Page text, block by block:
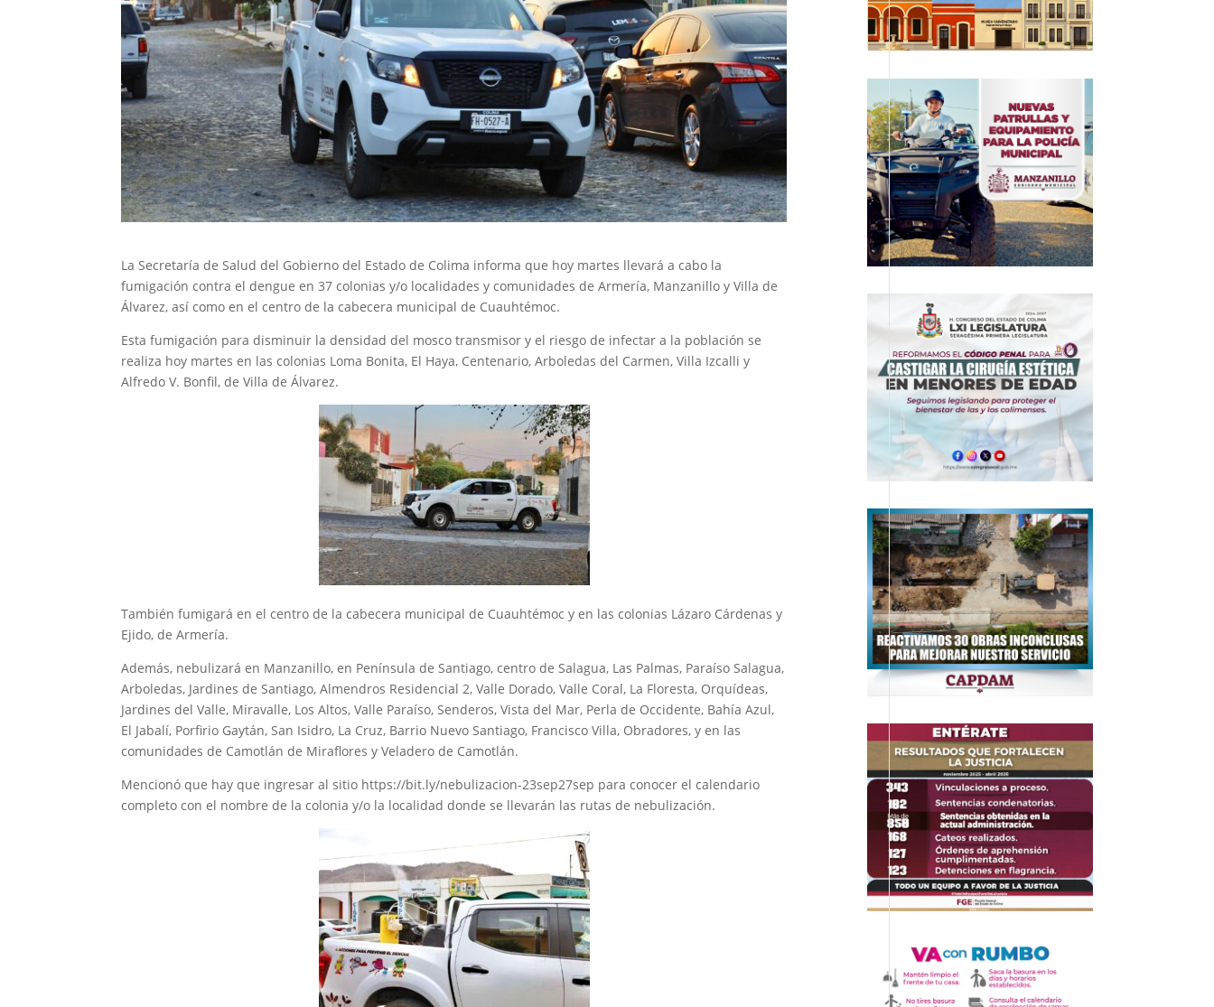
La Secretaría de Salud del Gobierno del Estado de Colima informa que hoy martes llevará a cabo la
fumigación contra el dengue en 37 colonias y/o localidades y comunidades de Armería, Manzanillo y Villa de
Álvarez, así como en el centro de la cabecera municipal de Cuauhtémoc.
Esta fumigación para disminuir la densidad del mosco transmisor y el riesgo de infectar a la población se
realiza hoy martes en las colonias Loma Bonita, El Haya, Centenario, Arboledas del Carmen, Villa Izcalli y
Alfredo V. Bonfil, de Villa de Álvarez.
También fumigará en el centro de la cabecera municipal de Cuauhtémoc y en las colonias Lázaro Cárdenas y
Ejido, de Armería.
Además, nebulizará en Manzanillo, en Península de Santiago, centro de Salagua, Las Palmas, Paraíso Salagua,
Arboledas, Jardines de Santiago, Almendros Residencial 2, Valle Dorado, Valle Coral, La Floresta, Orquídeas,
Jardines del Valle, Miravalle, Los Altos, Valle Paraíso, Senderos, Vista del Mar, Perla de Occidente, Bahía Azul,
El Jabalí, Porfirio Gaytán, San Isidro, La Cruz, Barrio Nuevo Santiago, Francisco Villa, Obradores, y en las
comunidades de Camotlán de Miraflores y Veladero de Camotlán.
Mencionó que hay que ingresar al sitio https://bit.ly/nebulizacion-23sep27sep para conocer el calendario
completo con el nombre de la colonia y/o la localidad donde se llevarán las rutas de nebulización.